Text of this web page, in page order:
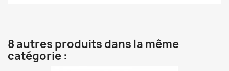
8 autres produits dans la même
catégorie :